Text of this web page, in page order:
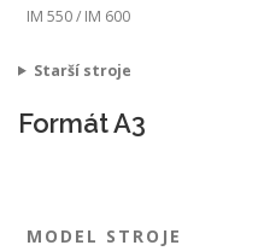
IM 550 / IM 600
Starší stroje
Formát A3
MODEL STROJE